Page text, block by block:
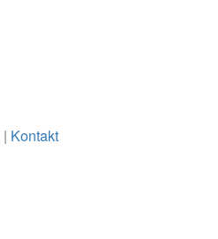
| Kontakt